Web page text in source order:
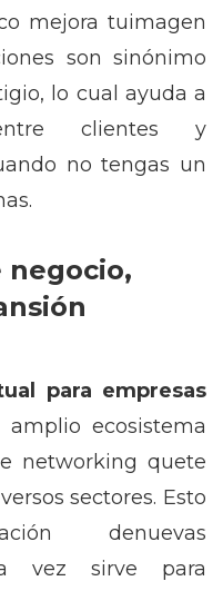
mejora tuimagen
son sinónimo
lo cual ayuda a
clientes y
no tengas un
negocio,
para empresas
ecosistema
networking quete
sectores. Esto
denuevas
vez sirve para